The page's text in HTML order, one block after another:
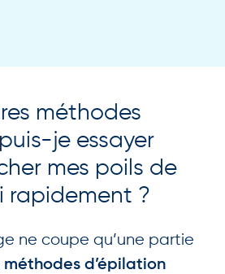
méthodes
je essayer
mes poils de
rapidement ?
ne coupe qu’une partie
méthodes d’épilation